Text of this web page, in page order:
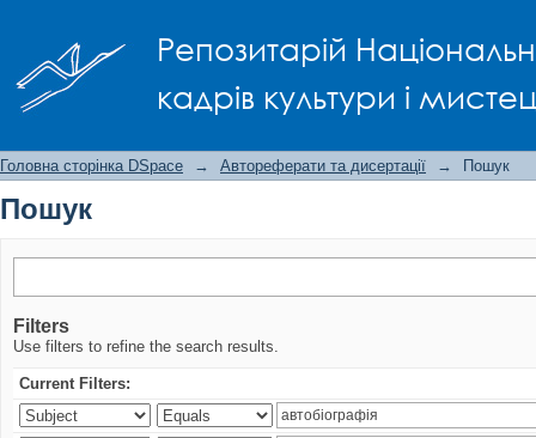
Репозитарій
кадрів культури і
Головна сторінка DSpace → Автореферати та дисертації → Пошук
Пошук
Filters
Use filters to refine the search results.
Current Filters: